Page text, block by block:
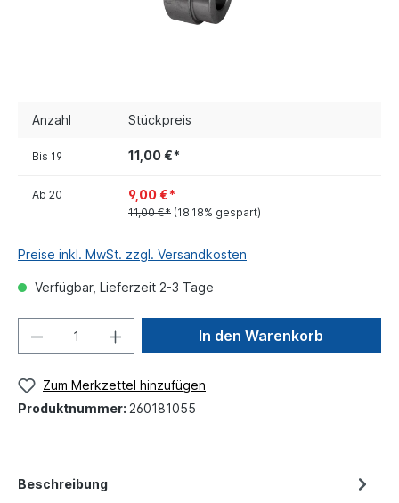
Anzahl Stückpreis
Bis 19 11,00 €*
Ab 20 9,00 €*
11,00 €* (18.18% gespart)
Preise inkl. MwSt. zzgl. Versandkosten
Verfügbar, Lieferzeit 2-3 Tage
In den Warenkorb
Zum Merkzettel hinzufügen
Produktnummer: 260181055
Beschreibung